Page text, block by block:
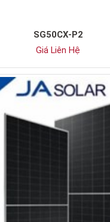
SG50CX-P2
Giá Liên Hệ